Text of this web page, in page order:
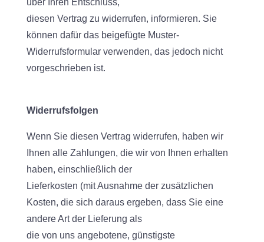
über Ihren Entschluss,
diesen Vertrag zu widerrufen, informieren. Sie
können dafür das beigefügte Muster-
Widerrufsformular verwenden, das jedoch nicht
vorgeschrieben ist.
Widerrufsfolgen
Wenn Sie diesen Vertrag widerrufen, haben wir
Ihnen alle Zahlungen, die wir von Ihnen erhalten
haben, einschließlich der
Lieferkosten (mit Ausnahme der zusätzlichen
Kosten, die sich daraus ergeben, dass Sie eine
andere Art der Lieferung als
die von uns angebotene, günstigste